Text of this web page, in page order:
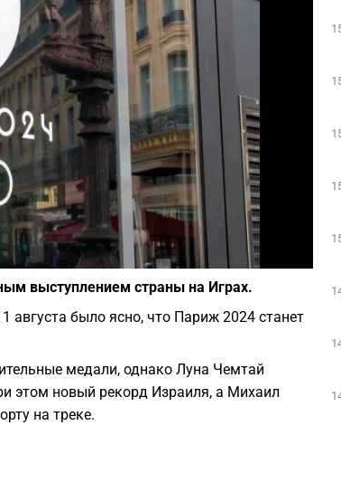
Фото: depositphotos.com
выступлением страны на Играх.
августа было ясно, что Париж 2024 станет
медали, однако Луна Чемтай
этом новый рекорд Израиля, а Михаил
на треке.